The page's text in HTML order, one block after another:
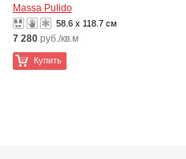
Massa Pulido
58.6 x 118.7 см
7 280 руб./кв.м
Купить